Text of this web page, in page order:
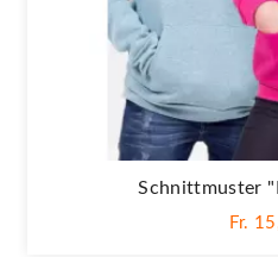
Schnittmuster
Fr.